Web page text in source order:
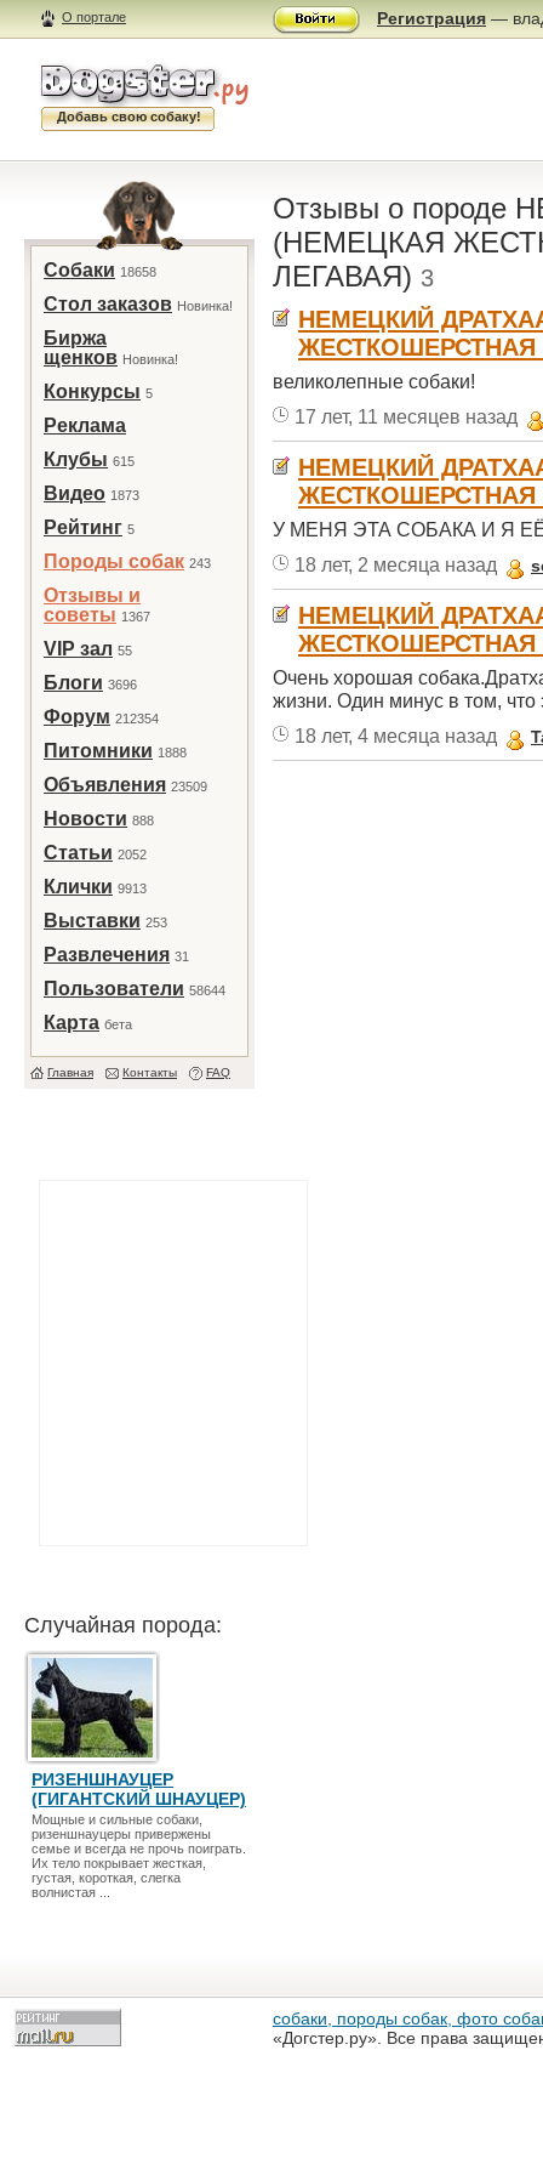
О портале Регистрация —
Добавь свою собаку!
Собаки 18658
Стол заказов Новинка!
Биржа
щенков Новинка!
Конкурсы 5
Реклама
Клубы 615
Видео 1873
Рейтинг 5
Породы собак 243
Отзывы и
советы 1367
VIP зал 55
Блоги 3696
Форум 212354
Питомники 1888
Объявления 23509
Новости 888
Статьи 2052
Клички 9913
Выставки 253
Развлечения 31
Пользователи 58644
Карта бета
Главная Контакты FAQ
Случайная порода:
РИЗЕНШНАУЦЕР
(ГИГАНТСКИЙ ШНАУЦЕР)
Мощные и сильные собаки,
ризеншнауцеры привержены
семье и всегда не прочь поиграть.
Их тело покрывает жесткая,
густая, короткая, слегка
волнистая ...
Отзывы о породе
(НЕМЕЦКАЯ
ЛЕГАВАЯ) 3
НЕМЕЦКИЙ
ЖЕСТКОШЕРСТНАЯ
великолепные собаки!
17 лет, 11 месяцев назад
НЕМЕЦКИЙ
ЖЕСТКОШЕРСТНАЯ
У МЕНЯ ЭТА СОБАКА И Я
18 лет, 2 месяца назад
НЕМЕЦКИЙ
ЖЕСТКОШЕРСТНАЯ
Очень хорошая
жизни. Один минус в том, что
18 лет, 4 месяца назад
собаки, породы собак, фото
«Догстер.ру». Все права